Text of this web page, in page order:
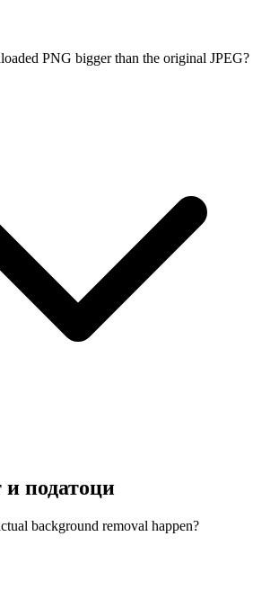
PNG bigger than the original JPEG?
податоци
background removal happen?